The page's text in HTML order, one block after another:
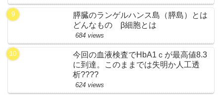
膵臓のランゲルハンス島（膵島）とは
どんなもの β細胞とは
684 views
今回の血液検査でHbA1ｃが最高値8.3
に到達。このままでは失明か人工透
析????
624 views